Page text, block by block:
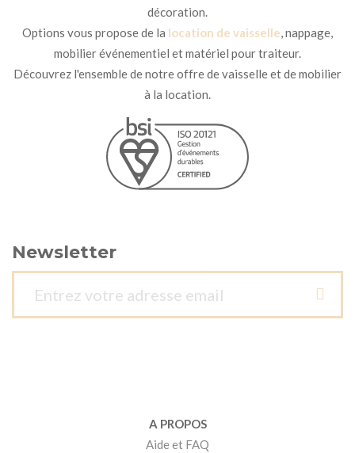
décoration.
Options vous propose de la location de vaisselle, nappage,
mobilier événementiel et matériel pour traiteur.
Découvrez l'ensemble de notre offre de vaisselle et de mobilier
à la location.
Newsletter
A PROPOS
Aide et FAQ